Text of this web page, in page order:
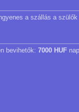
a szállás a
bevihetők: 7000 HUF